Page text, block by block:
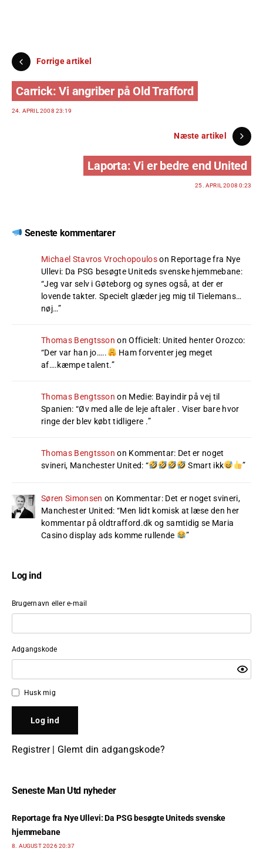
Forrige artikel
Carrick: Vi angriber på Old Trafford
24. APRIL 2008 23:19
Næste artikel
Laporta: Vi er bedre end United
25. APRIL 2008 0:23
Seneste kommentarer
Michael Stavros Vrochopouloson Reportage fra Nye
Ullevi: Da PSG besøgte Uniteds svenske hjemmebane:
“Jeg var selv i Gøteborg og synes også, at der er
lovende takter. Specielt glæder jeg mig til Tielemans…
nøj…”
Thomas Bengtsson onOfficielt: United henter Orozco:
“Der var han jo…..
Ham forventer jeg meget
af….kæmpe talent.”
Thomas Bengtsson on Medie: Bayindir på vej til
Spanien: “Øv med alle de leje aftaler . Viser bare hvor
ringe der blev købt tidligere .”
Thomas Bengtsson on Kommentar: Det er noget
svineri, Manchester United: “ Smart ikk ”
Søren Simonsen on Kommentar: Det er noget svineri,
Manchester United: “Men lidt komisk at læse den her
kommentar på oldtrafford.dk og samtidig se Maria
Casino display ads komme rullende
”
Log ind
Brugernavn eller e-mail
Adgangskode
Husk mig
Registrer| Glemt din adgangskode?
Seneste Man Utd nyheder
Reportage fra Nye Ullevi: Da PSG besøgte Uniteds svenske
hjemmebane
8. AUGUST 2026 20:37